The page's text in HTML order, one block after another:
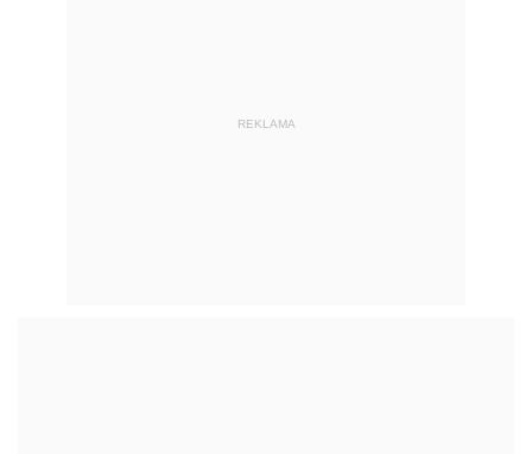
REKLAMA